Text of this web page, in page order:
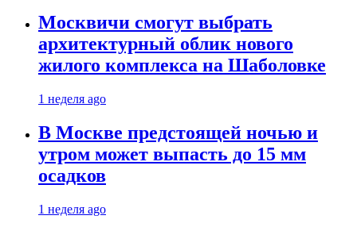
Москвичи смогут выбрать
архитектурный облик нового
жилого комплекса на Шаболовке
1 неделя ago
В Москве предстоящей ночью и
утром может выпасть до 15 мм
осадков
1 неделя ago